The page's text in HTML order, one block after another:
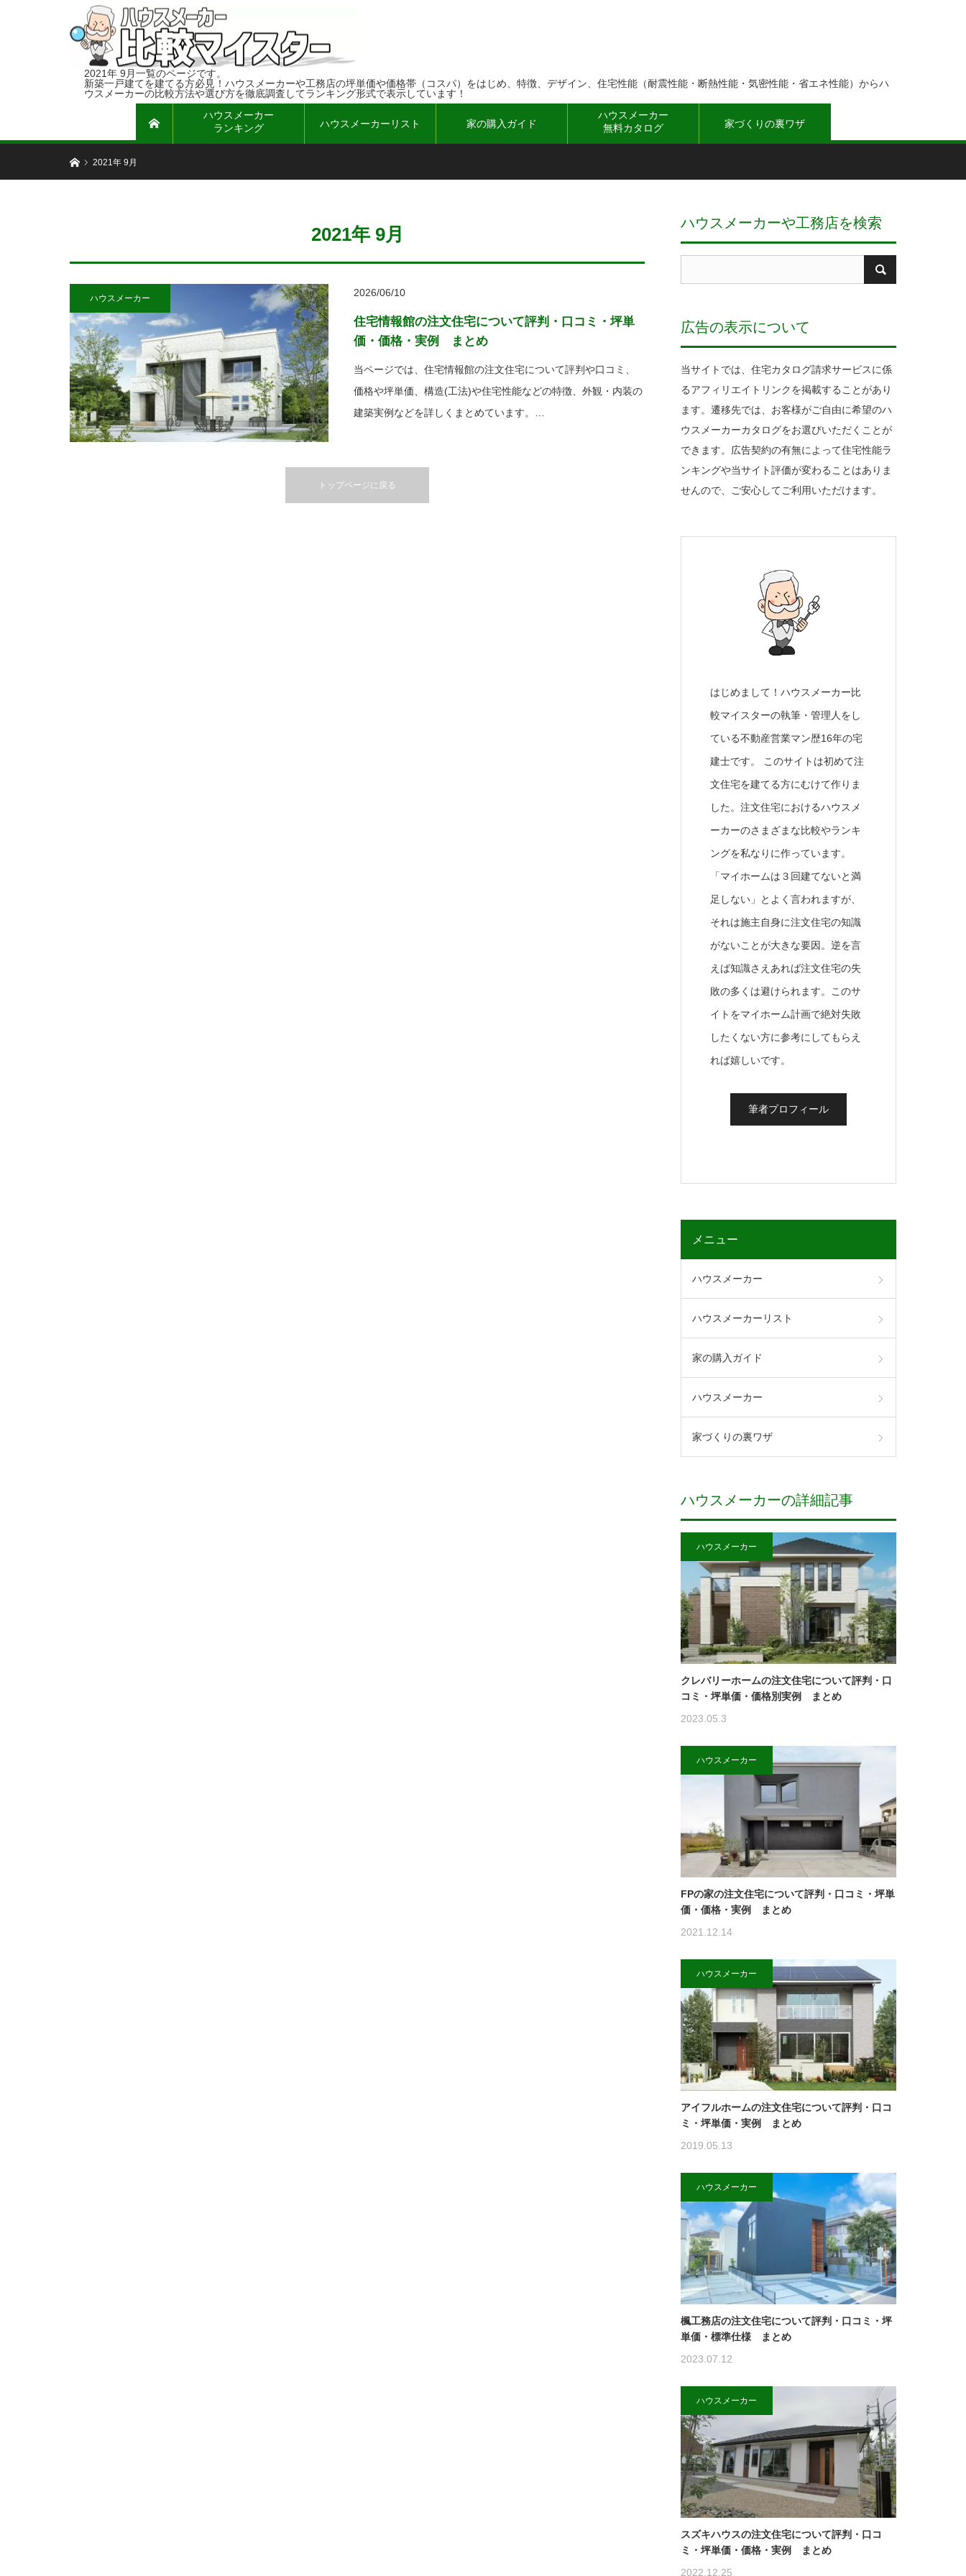
2021年 9月一覧のページです
新築一戸建てを建てる方必見！ハウスメーカーや工務店の坪単価や価格帯（コスパ）をはじめ、特徴、デザイン、住宅性能（耐震性能・断熱性能・気密性能・省エネ性能）からハ
ウスメーカーの比較方法や選び方を徹底調査してランキング形式で表示しています！
ハウスメーカー
ランキング
ハウスメーカーリスト 家の購入ガイド
ハウスメーカー
無料カタログ
家づくりの裏ワザ
ホーム2021年 9月
2021年 9月
ハウスメーカー 2026/06/10
住宅情報館の注文住宅について評判・口コミ・坪単
価・価格・実例 まとめ
当ページでは、住宅情報館の注文住宅について評判や口コミ、
価格や坪単価、構造(工法)や住宅性能などの特徴、外観・内装の
建築実例などを詳しくまとめています。…
トップページに戻る
ハウスメーカーや工務店を検索
広告の表示について
当サイトでは、住宅カタログ請求サービスに係
るアフィリエイトリンクを掲載することがあり
ます。遷移先では、お客様がご自由に希望のハ
ウスメーカーカタログをお選びいただくことが
できます。広告契約の有無によって住宅性能ラ
ンキングや当サイト評価が変わることはありま
せんので、ご安心してご利用いただけます。
はじめまして！ハウスメーカー比
較マイスターの執筆・管理人をし
ている不動産営業マン歴16年の宅
建士です。 このサイトは初めて注
文住宅を建てる方にむけて作りま
した。注文住宅におけるハウスメ
ーカーのさまざまな比較やランキ
ングを私なりに作っています。
「マイホームは３回建てないと満
足しない」とよく言われますが、
それは施主自身に注文住宅の知識
がないことが大きな要因。逆を言
えば知識さえあれば注文住宅の失
敗の多くは避けられます。このサ
イトをマイホーム計画で絶対失敗
したくない方に参考にしてもらえ
れば嬉しいです。
筆者プロフィール
メニュー
ハウスメーカー
ランキング
ハウスメーカーリスト
家の購入ガイド
ハウスメーカー
無料カタログ
家づくりの裏ワザ
ハウスメーカーの詳細記事
ハウスメーカー
クレバリーホームの注文住宅について評判・口
コミ・坪単価・価格別実例 まとめ
2023.05.3
ハウスメーカー
FPの家の注文住宅について評判・口コミ・坪単
価・価格・実例 まとめ
2021.12.14
ハウスメーカー
アイフルホームの注文住宅について評判・口コ
ミ・坪単価・実例 まとめ
2019.05.13
ハウスメーカー
楓工務店の注文住宅について評判・口コミ・坪
単価・標準仕様 まとめ
2023.07.12
ハウスメーカー
スズキハウスの注文住宅について評判・口コ
ミ・坪単価・価格・実例 まとめ
2022.12.25